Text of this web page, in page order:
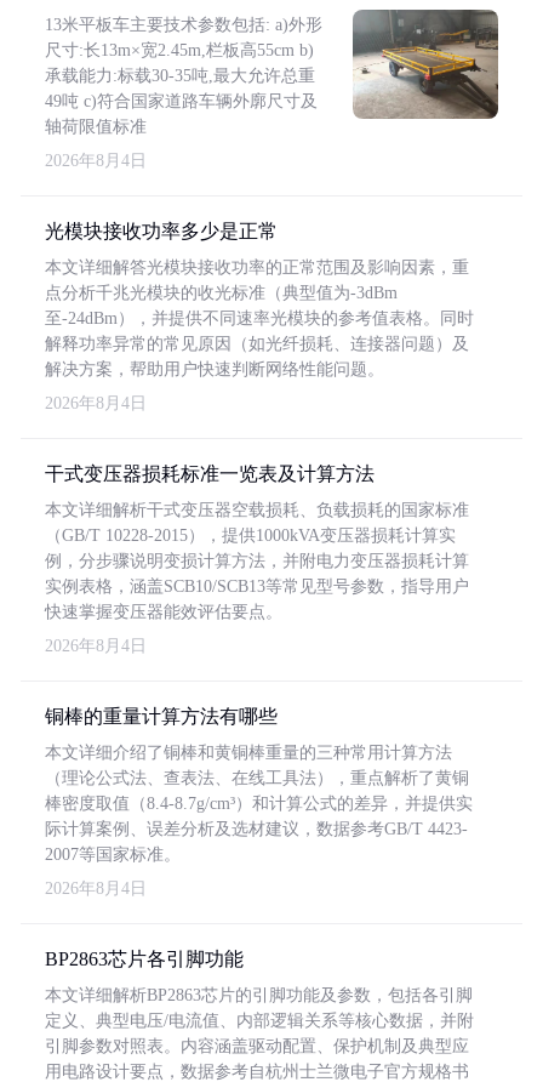
13米平板车主要技术参数包括: a)外形
尺寸:长13m×宽2.45m,栏板高55cm b)
承载能力:标载30-35吨,最大允许总重
49吨 c)符合国家道路车辆外廓尺寸及
轴荷限值标准
2026年8月4日
光模块接收功率多少是正常
本文详细解答光模块接收功率的正常范围及影响因素，重
点分析千兆光模块的收光标准（典型值为-3dBm
至-24dBm），并提供不同速率光模块的参考值表格。同时
解释功率异常的常见原因（如光纤损耗、连接器问题）及
解决方案，帮助用户快速判断网络性能问题。
2026年8月4日
干式变压器损耗标准一览表及计算方法
本文详细解析干式变压器空载损耗、负载损耗的国家标准
（GB/T 10228-2015），提供1000kVA变压器损耗计算实
例，分步骤说明变损计算方法，并附电力变压器损耗计算
实例表格，涵盖SCB10/SCB13等常见型号参数，指导用户
快速掌握变压器能效评估要点。
2026年8月4日
铜棒的重量计算方法有哪些
本文详细介绍了铜棒和黄铜棒重量的三种常用计算方法
（理论公式法、查表法、在线工具法），重点解析了黄铜
棒密度取值（8.4-8.7g/cm³）和计算公式的差异，并提供实
际计算案例、误差分析及选材建议，数据参考GB/T 4423-
2007等国家标准。
2026年8月4日
BP2863芯片各引脚功能
本文详细解析BP2863芯片的引脚功能及参数，包括各引脚
定义、典型电压/电流值、内部逻辑关系等核心数据，并附
引脚参数对照表。内容涵盖驱动配置、保护机制及典型应
用电路设计要点，数据参考自杭州士兰微电子官方规格书